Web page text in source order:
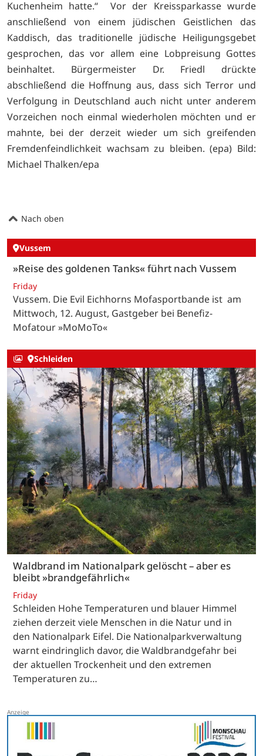
Kuchenheim hatte.“ Vor der Kreissparkasse wurde
anschließend von einem jüdischen Geistlichen das
Kaddisch, das traditionelle jüdische Heiligungsgebet
gesprochen, das vor allem eine Lobpreisung Gottes
beinhaltet. Bürgermeister Dr. Friedl drückte
abschließend die Hoffnung aus, dass sich Terror und
Verfolgung in Deutschland auch nicht unter anderem
Vorzeichen noch einmal wiederholen möchten und er
mahnte, bei der derzeit wieder um sich greifenden
Fremdenfeindlichkeit wachsam zu bleiben. (epa) Bild:
Michael Thalken/epa
Nach oben
Vussem
»Reise des goldenen Tanks« führt nach Vussem
Friday
Vussem. Die Evil Eichhorns Mofasportbande ist am
Mittwoch, 12. August, Gastgeber bei Benefiz-
Mofatour »MoMoTo«
Schleiden
Waldbrand im Nationalpark gelöscht – aber es
bleibt »brandgefährlich«
Friday
Schleiden Hohe Temperaturen und blauer Himmel
ziehen derzeit viele Menschen in die Natur und in
den Nationalpark Eifel. Die Nationalparkverwaltung
warnt eindringlich davor, die Waldbrandgefahr bei
der aktuellen Trockenheit und den extremen
Temperaturen zu…